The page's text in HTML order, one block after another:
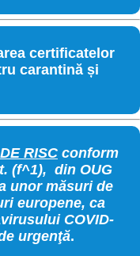
certificatelor
carantină și
RISC conform
(f^1), din OUG
unor măsuri de
europene, ca
COVID-
urgenţă.